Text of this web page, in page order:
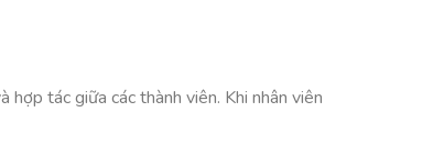
tác giữa các thành viên. Khi nhân viên